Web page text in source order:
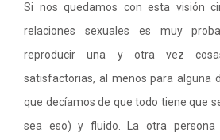
Si nos quedamos con esta visión
relaciones sexuales es muy
reproducir una y otra vez
satisfactorias, al menos para alguna
que decíamos de que todo tiene que
sea eso) y fluido. La otra